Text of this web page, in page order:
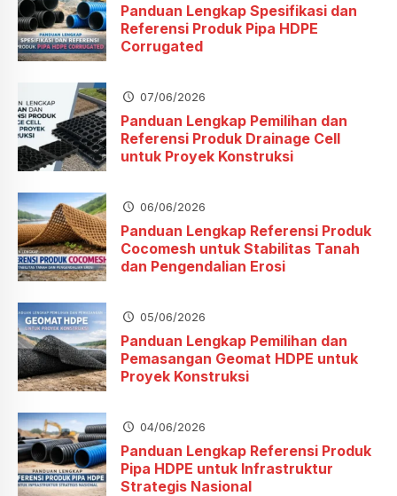
Panduan Lengkap Spesifikasi dan
Referensi Produk Pipa HDPE
Corrugated
07/06/2026
Panduan Lengkap Pemilihan dan
Referensi Produk Drainage Cell
untuk Proyek Konstruksi
06/06/2026
Panduan Lengkap Referensi Produk
Cocomesh untuk Stabilitas Tanah
dan Pengendalian Erosi
05/06/2026
Panduan Lengkap Pemilihan dan
Pemasangan Geomat HDPE untuk
Proyek Konstruksi
04/06/2026
Panduan Lengkap Referensi Produk
Pipa HDPE untuk Infrastruktur
Strategis Nasional